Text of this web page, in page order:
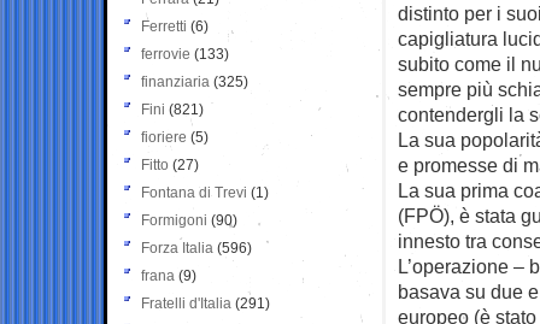
distinto per i
capigliatura
subito come il
sempre più
contendergli la
La sua
e promesse di
La sua prima
(FPÖ), è stata
innesto tra
L’operazione –
basava su due
europeo (è
Ferretti (6)
ferrovie (133)
finanziaria (325)
Fini (821)
fioriere (5)
Fitto (27)
Fontana di Trevi (1)
Formigoni (90)
Forza Italia (596)
frana (9)
Fratelli d'Italia (291)